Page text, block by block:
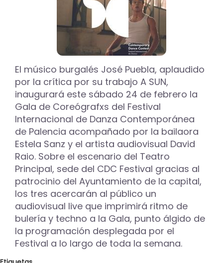
El músico burgalés José Puebla, aplaudido
por la crítica por su trabajo A SUN,
inaugurará este sábado 24 de febrero la
Gala de Coreógrafxs del Festival
Internacional de Danza Contemporánea
de Palencia acompañado por la bailaora
Estela Sanz y el artista audiovisual David
Raio. Sobre el escenario del Teatro
Principal, sede del CDC Festival gracias al
patrocinio del Ayuntamiento de la capital,
los tres acercarán al público un
audiovisual live que imprimirá ritmo de
bulería y techno a la Gala, punto álgido de
la programación desplegada por el
Festival a lo largo de toda la semana.